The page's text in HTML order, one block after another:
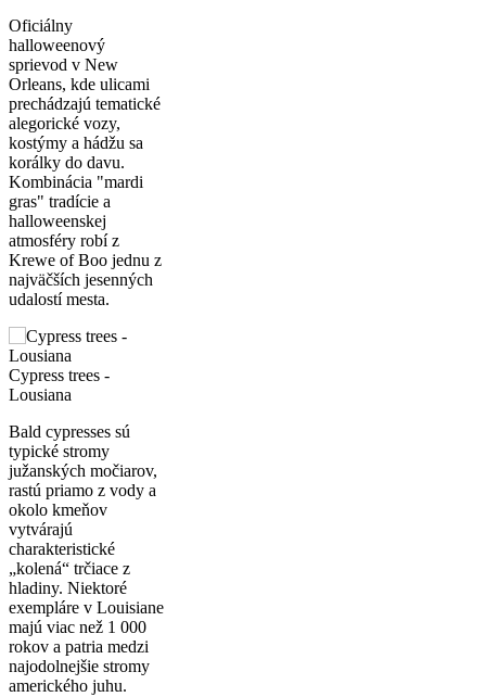
Oficiálny
halloweenový
sprievod v New
Orleans, kde ulicami
prechádzajú tematické
alegorické vozy,
kostýmy a hádžu sa
korálky do davu.
Kombinácia "mardi
gras" tradície a
halloweenskej
atmosféry robí z
Krewe of Boo jednu z
najväčších jesenných
udalostí mesta.
Cypress trees -
Lousiana
Bald cypresses sú
typické stromy
južanských močiarov,
rastú priamo z vody a
okolo kmeňov
vytvárajú
charakteristické
„kolená“ trčiace z
hladiny. Niektoré
exempláre v Louisiane
majú viac než 1 000
rokov a patria medzi
najodolnejšie stromy
amerického juhu.